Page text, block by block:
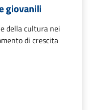
giovanili
della cultura nei
di crescita